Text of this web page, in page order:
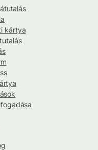
kártya